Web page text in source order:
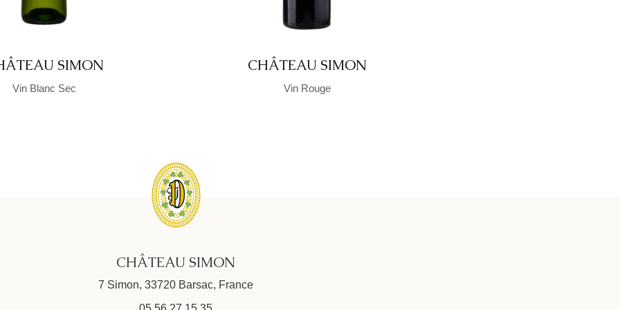
SIMON
Vin Blanc Sec
CHÂTEAU SIMON
Vin Rouge
CHÂTEAU SIMON
7 Simon, 33720 Barsac, France